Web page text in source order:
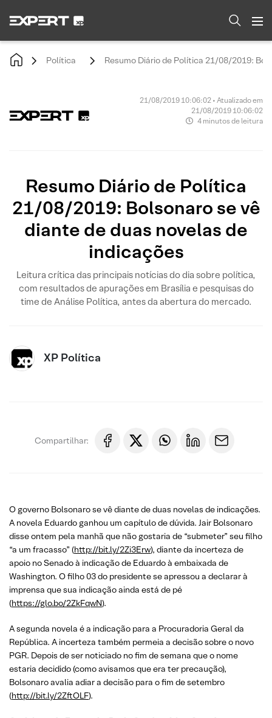
Política Resumo Diário de Política 21/08/2019:
21/08/2019 10:06:02 • Atualizado em
21/08/2019 10:06:02
4 minutos de leitura
Resumo Diário de Política
21/08/2019: Bolsonaro se vê
diante de duas novelas de
indicações
Leitura crítica das principais notícias do dia sobre política,
com resultados de apurações em Brasília e pesquisas do
time de Análise Política, antes da abertura do mercado.
XP Política
Compartilhar:
O governo Bolsonaro se vê diante de duas novelas de indicações.
A novela Eduardo ganhou um capítulo de dúvida. Jair Bolsonaro
disse ontem pela manhã que não gostaria de “submeter” seu filho
“a um fracasso” (http://bit.ly/2Zi3Erw), diante da incerteza de
apoio no Senado à indicação de Eduardo à embaixada de
Washington. O filho 03 do presidente se apressou a declarar à
imprensa que sua indicação ainda está de pé
(https://glo.bo/2ZkFqwN).
A segunda novela é a indicação para a Procuradoria Geral da
República. A incerteza também permeia a decisão sobre o novo
PGR. Depois de ser noticiado no fim de semana que o nome
estaria decidido (como avisamos que era ter precaução),
Bolsonaro avalia adiar a decisão para o fim de setembro
(http://bit.ly/2ZftOLF).